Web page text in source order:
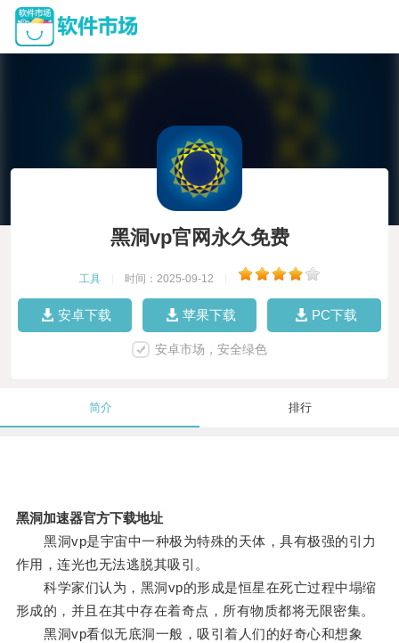
黑洞vp官网永久免费
工具 时间：2025-09-12
安卓下载 苹果下载 PC下载
安卓市场，安全绿色
简介 排行
黑洞加速器官方下载地址
黑洞vp是宇宙中一种极为特殊的天体，具有极强的引力
作用，连光也无法逃脱其吸引。
科学家们认为，黑洞vp的形成是恒星在死亡过程中塌缩
形成的，并且在其中存在着奇点，所有物质都将无限密集。
黑洞vp看似无底洞一般，吸引着人们的好奇心和想象